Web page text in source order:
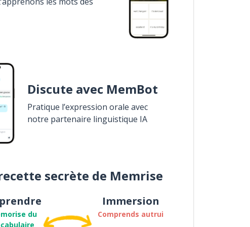
Discute avec MemBot
Pratique l’expression orale avec
notre partenaire linguistique IA
secrète de Memrise
du
Immersion
Comprends autrui